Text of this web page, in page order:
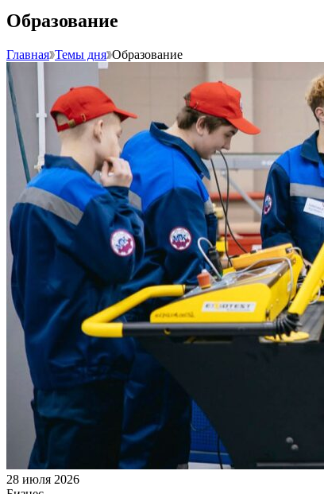
Образование
Главная Темы дня Образование
28 июля 2026